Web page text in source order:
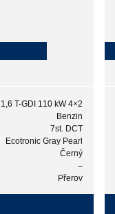
1,6 T-GDI 110 kW 4×2
Benzin
7st. DCT
Ecotronic Gray Pearl
Černý
–
Přerov